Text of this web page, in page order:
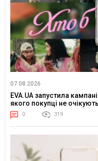
07.08.2026
EVA.UA запустила
якого покупці не
0 319